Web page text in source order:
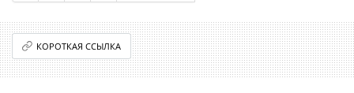
КОРОТКАЯ ССЫЛКА